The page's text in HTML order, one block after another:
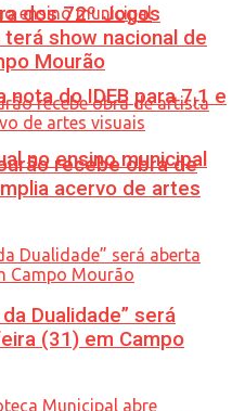
nota do IDEB para 7,1 e
no ensino municipal
dos 72º Jogos
show nacional de
Mourão
recebe obra de
acervo de artes
Dualidade” será
(31) em Campo